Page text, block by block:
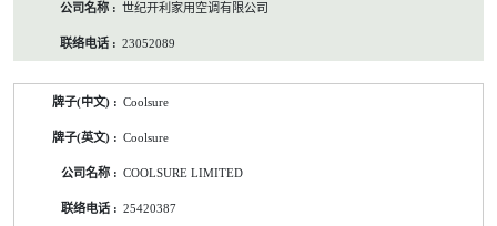
世纪开利家用空调有限公司
23052089
Coolsure
Coolsure
COOLSURE LIMITED
25420387